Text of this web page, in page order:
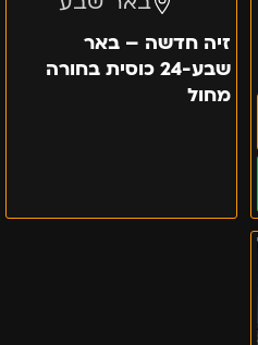
זיה חדשה – באר
שבע-24 כוסית בחורה
מחול